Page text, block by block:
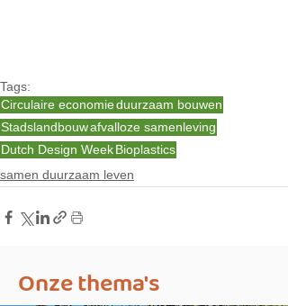
Tags:
Circulaire economieduurzaam bouwen
Stadslandbouwafvalloze samenleving
Dutch Design WeekBioplastics
samen duurzaam leven
Onze thema's